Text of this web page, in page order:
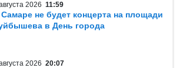
2026 11:59
не будет концерта на площади
в День города
2026 20:07